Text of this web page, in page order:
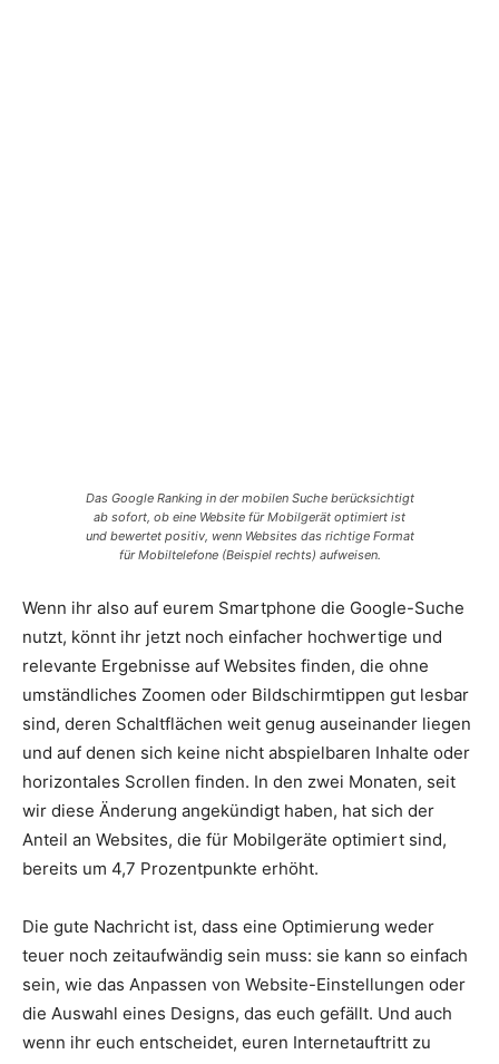
Das Google Ranking in der mobilen Suche berücksichtigt
ab sofort, ob eine Website für Mobilgerät optimiert ist
und bewertet positiv, wenn Websites das richtige Format
für Mobiltelefone (Beispiel rechts) aufweisen.
Wenn ihr also auf eurem Smartphone die Google-Suche
nutzt, könnt ihr jetzt noch einfacher hochwertige und
relevante Ergebnisse auf Websites finden, die ohne
umständliches Zoomen oder Bildschirmtippen gut lesbar
sind, deren Schaltflächen weit genug auseinander liegen
und auf denen sich keine nicht abspielbaren Inhalte oder
horizontales Scrollen finden. In den zwei Monaten, seit
wir diese Änderung angekündigt haben, hat sich der
Anteil an Websites, die für Mobilgeräte optimiert sind,
bereits um 4,7 Prozentpunkte erhöht.
Die gute Nachricht ist, dass eine Optimierung weder
teuer noch zeitaufwändig sein muss: sie kann so einfach
sein, wie das Anpassen von Website-Einstellungen oder
die Auswahl eines Designs, das euch gefällt. Und auch
wenn ihr euch entscheidet, euren Internetauftritt zu